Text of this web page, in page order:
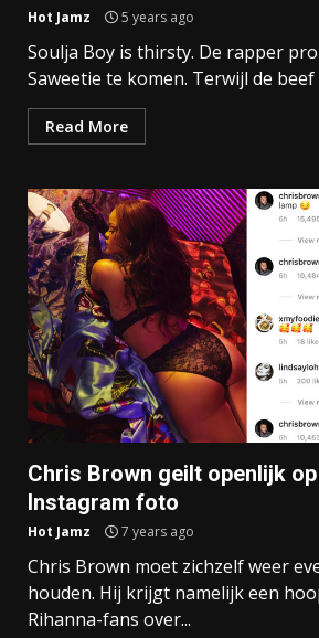
Hot Jamz 5 years ago
Soulja Boy is thirsty. De rapper
Saweetie te komen. Terwijl de beef
Read More
Chris Brown geilt openlijk op
Instagram foto
Hot Jamz 7 years ago
Chris Brown moet zichzelf weer
houden. Hij krijgt namelijk een
Rihanna-fans over...